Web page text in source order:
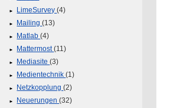
LimeSurvey(4)
Mailing(13)
Matlab(4)
Mattermost(11)
Mediasite(3)
Medientechnik(1)
Netzkopplung(2)
Neuerungen(32)